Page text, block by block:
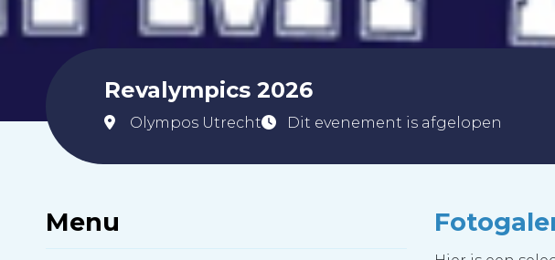
Revalympics 2026
Olympos Utrecht Dit evenement is afgelopen
Menu